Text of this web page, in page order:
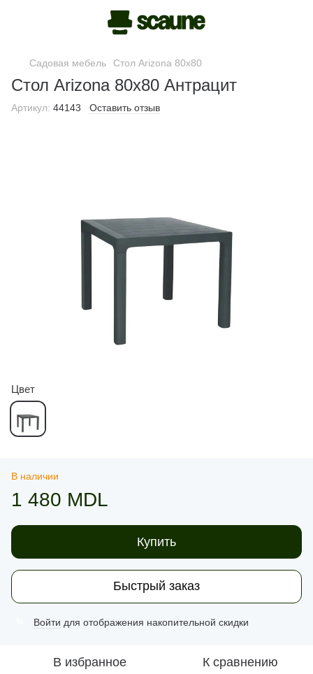
Садовая мебель Стол Arizona 80x80
Стол Arizona 80x80 Антрацит
Артикул: 44143 Оставить отзыв
Цвет
В наличии
1 480 MDL
Купить
Быстрый заказ
Войти для отображения накопительной скидки
В избранное К сравнению